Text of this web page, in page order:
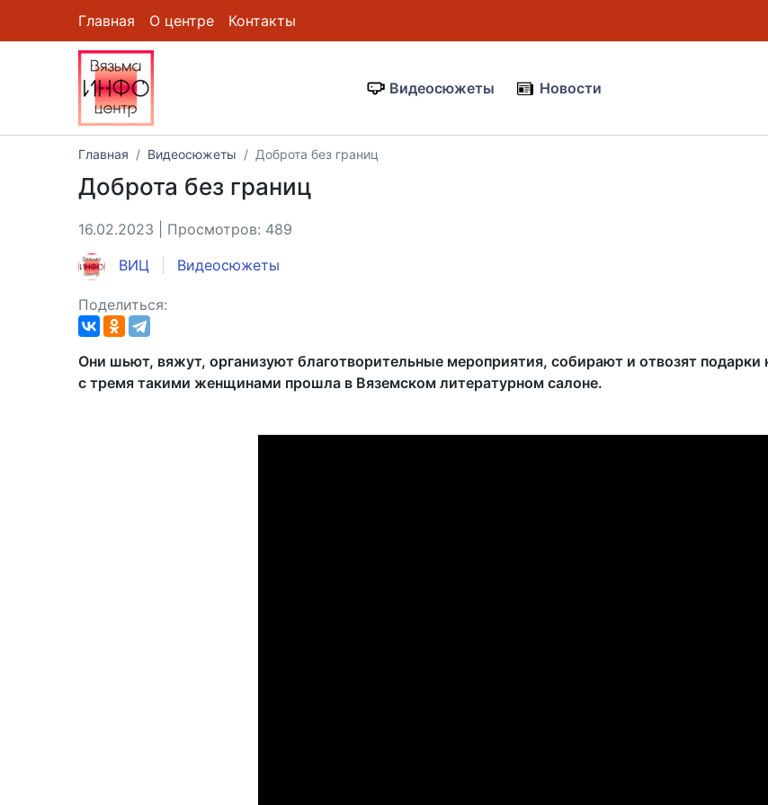
Главная О центре Контакты
Видеосюжеты Новости
Главная Видеосюжеты Доброта без границ
Доброта без границ
16.02.2023 | Просмотров: 489
ВИЦ Видеосюжеты
Поделиться:
Они шьют, вяжут, организуют благотворительные мероприятия, собирают и отвозят
с тремя такими женщинами прошла в Вяземском литературном салоне.